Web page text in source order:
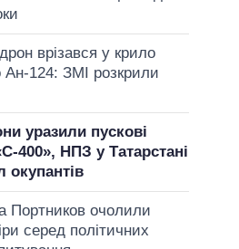
врізався у крило
Ан-124: ЗМІ розкрили
уразили пускові
400», НПЗ у Татарстані
окупантів
Портников очолили
серед політичних